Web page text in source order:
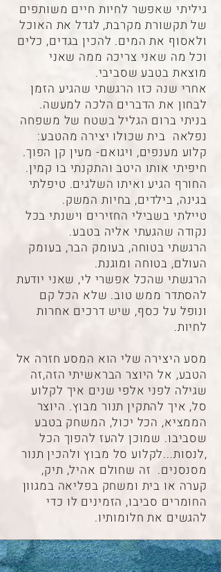
גיליתי שאפשר לחיות חיים משותפים
של תקשורת מקרבת, לגדל את האוכל
ולאסוף את המים. להכין בגדים, כלים
וכל מה שאני צריכה ממה שאני
מוצאת בטבע שסביבי.
אחרי שנה כזו הרגשתי שהגיע הזמן
לבחון את הדברים הלכה למעשה.
בניתי ברום הגליל בשטח של משפחה
נפלאה בית שכולו יצירה מהטבע:
קלוע מענפים, ויגואם- מעין קן הפוך.
חיפיתי אותו היטב והתקנתי בו קמין.
החורף הגיע ואיתו השלגים. טיפלתי
בגינה, בילדים, בחיות המשק.
טיילתי בשבילי החזירים וישנתי בכל
נקודה שהגעתי אליה בטבע.
הרגשתי בטוחה, בעומק הבר, בעומק
העולם, בטוחה ומוגנת.
הרגשתי שהכל אפשרי לי, שאני יודעת
להסתדר ממש טוב. שלא הכל קם
ונופל על כסף, שיש דרכים אחרות
לחיות.
מסע היצירה שלי הוא המסע חזרה אל
הטבע, אל היוצר הבראשיתי הזה,זה
שגילה לפני אלפי שנים איך לקלוע
סל, איך להתקין תנור מבוץ. היוצר
הממציא, הכל יכול, המשחק בטבע
שסביבו. שמוכן להעז להפוך הכל
,לנסות...לקלוע סל מבוץ ולהכין תנור
מסנסנים. זה שחולם אהיל, תיק,
קערה או בית ומשחק בפליאה במגוון
החומרים סביבו, הזמינים לו כדי
להגשים את חלומותיו.